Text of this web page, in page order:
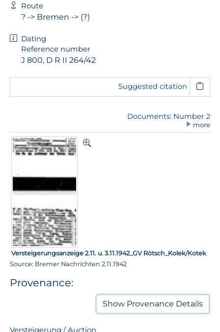
Route
? -> Bremen -> (?)
Dating
Reference number
J 800, D R II 264/42
Suggested citation
Documents: Number 2
more
Versteigerungsanzeige 2.11. u. 3.11.1942_GV Rötsch_Kolek/Kotek
Source: Bremer Nachrichten 2.11.1942
Provenance:
Show Provenance Details
Versteigerung / Auction